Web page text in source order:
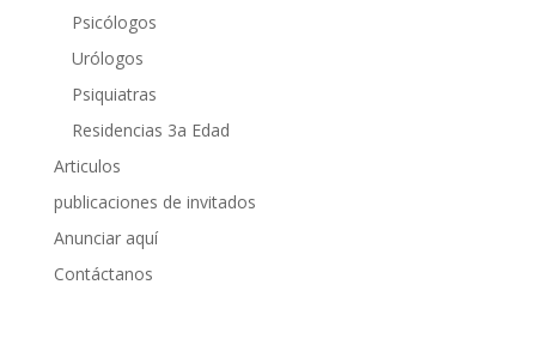
Psicólogos
Urólogos
Psiquiatras
Residencias 3a Edad
Articulos
publicaciones de invitados
Anunciar aquí
Contáctanos